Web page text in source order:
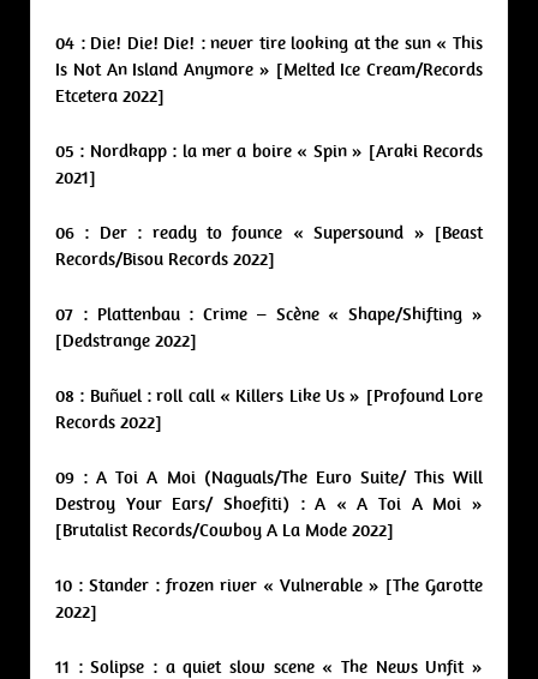
04 : Die! Die! Die! : never tire looking at the sun « This
Is Not An Island Anymore » [Melted Ice Cream/Records
Etcetera 2022]
05 : Nordkapp : la mer a boire « Spin » [Araki Records
2021]
06 : Der : ready to founce « Supersound » [Beast
Records/Bisou Records 2022]
07 : Plattenbau : Crime – Scène « Shape/Shifting »
[Dedstrange 2022]
08 : Buñuel : roll call « Killers Like Us » [Profound Lore
Records 2022]
09 : A Toi A Moi (Naguals/The Euro Suite/ This Will
Destroy Your Ears/ Shoefiti) : A « A Toi A Moi »
[Brutalist Records/Cowboy A La Mode 2022]
10 : Stander : frozen river « Vulnerable » [The Garotte
2022]
11 : Solipse : a quiet slow scene « The News Unfit »